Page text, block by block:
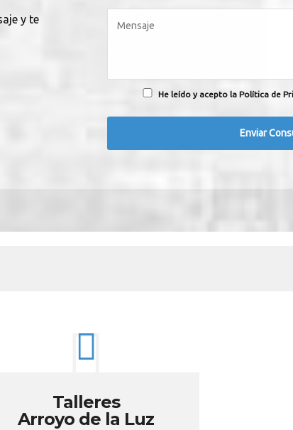
y te
He leído y acepto la Política de
Talleres
Arroyo de la Luz